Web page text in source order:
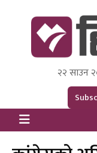
Himal Press
Dot २२ साउन